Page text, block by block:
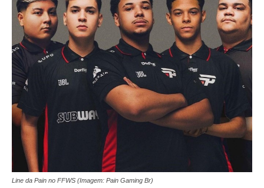
Line da Pain no FFWS (Imagem: Pain Gaming Br)